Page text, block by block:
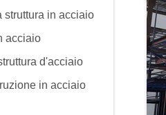
struttura in acciaio
acciaio
d'acciaio
in acciaio